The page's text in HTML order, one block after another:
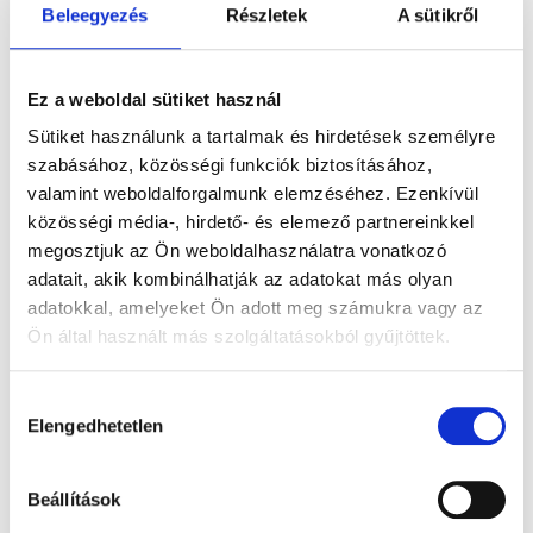
Beleegyezés Részletek A sütikről
Ez a weboldal sütiket használ
Sütiket használunk a tartalmak és hirdetések személyre
szabásához, közösségi funkciók biztosításához,
valamint weboldalforgalmunk elemzéséhez. Ezenkívül
közösségi média-, hirdető- és elemező partnereinkkel
megosztjuk az Ön weboldalhasználatra vonatkozó
adatait, akik kombinálhatják az adatokat más olyan
adatokkal, amelyeket Ön adott meg számukra vagy az
Ön által használt más szolgáltatásokból gyűjtöttek.
kiválasztása
Elengedhetetlen
Beállítások
DAMIRA
1.955.400Ft-
tól
Gyémánt
eljegyzési
gyűrű 1,28ct
DAMIRA
1.260.900Ft-
tól
gyémánt
eljegyzési
gyűrű össz.
1.341.300
tól
eljegyzésigyűrű
0,5ct kővel